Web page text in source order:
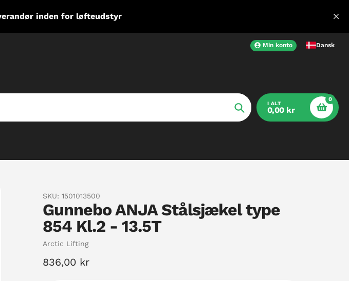
inden for løfteudstyr
Min konto Dansk
Søg
I ALT
0,00 kr
0
SKU: 1501013500
Gunnebo ANJA Stålsjækel type
854 Kl.2 - 13.5T
Sælger
Arctic Lifting
Normal
836,00 kr